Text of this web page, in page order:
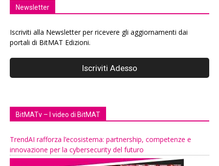
Newsletter
Iscriviti alla Newsletter per ricevere gli aggiornamenti dai
portali di BitMAT Edizioni.
BitMATv – I video di BitMAT
TrendAI rafforza l’ecosistema: partnership, competenze e
innovazione per la cybersecurity del futuro